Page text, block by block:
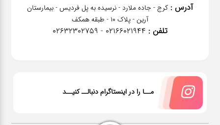
آدرس : کرج - جاده ملارد - نرسیده به پل فردیس - بیمارستان
آرین - پلاک 10 - طبقه همکف
تلفن : 02166021944 - 02632302759
مــا را در اینستاگرام دنبالــ کنیــد